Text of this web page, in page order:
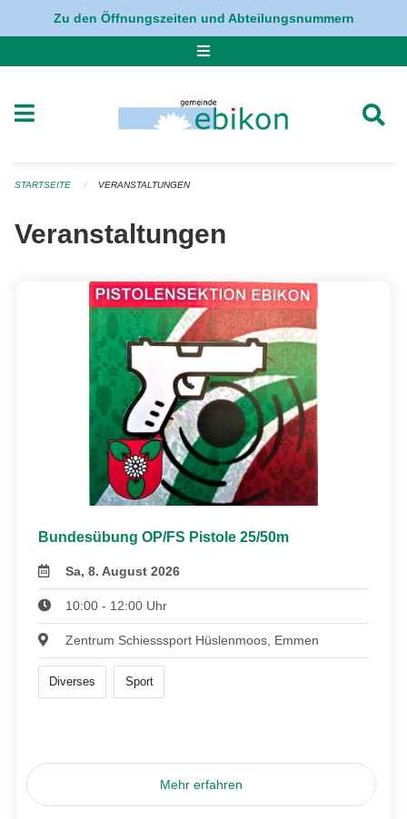
Navigation überspringen
Zu den Öffnungszeiten und Abteilungsnummern
STARTSEITE VERANSTALTUNGEN
Veranstaltungen
Bundesübung OP/FS Pistole 25/50m
Sa, 8. August 2026
10:00 - 12:00 Uhr
Zentrum Schiesssport Hüslenmoos, Emmen
Diverses Sport
Mehr erfahren